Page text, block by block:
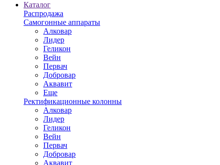
Каталог
Распродажа
Самогонные аппараты
Алковар
Лидер
Геликон
Вейн
Первач
Добровар
Аквавит
Еще
Ректификационные колонны
Алковар
Лидер
Геликон
Вейн
Первач
Добровар
Аквавит